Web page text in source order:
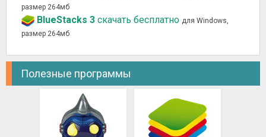
размер 264мб
BlueStacks 3 скачать бесплатно для Windows,
размер 264мб
Полезные программы